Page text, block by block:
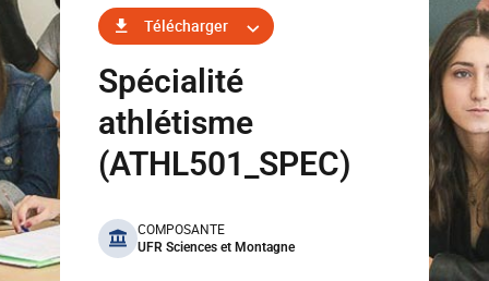
Télécharger
Spécialité
athlétisme
(ATHL501_SPEC)
benefits
COMPOSANTE
UFR Sciences et Montagne